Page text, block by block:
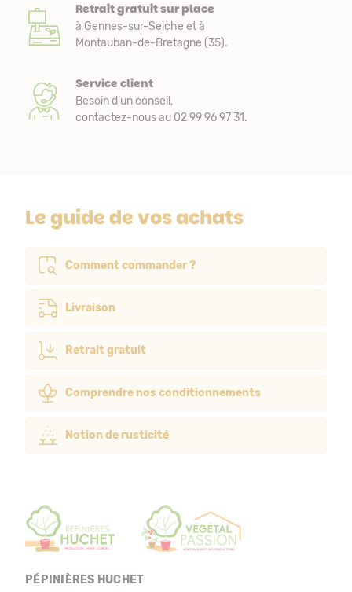
Retrait gratuit sur place
à Gennes-sur-Seiche et à
Montauban-de-Bretagne (35).
Service client
Besoin d’un conseil,
contactez-nous au 02 99 96 97 31.
Le guide de vos achats
Comment commander ?
Livraison
Retrait gratuit
Comprendre nos conditionnements
Notion de rusticité
PÉPINIÈRES HUCHET